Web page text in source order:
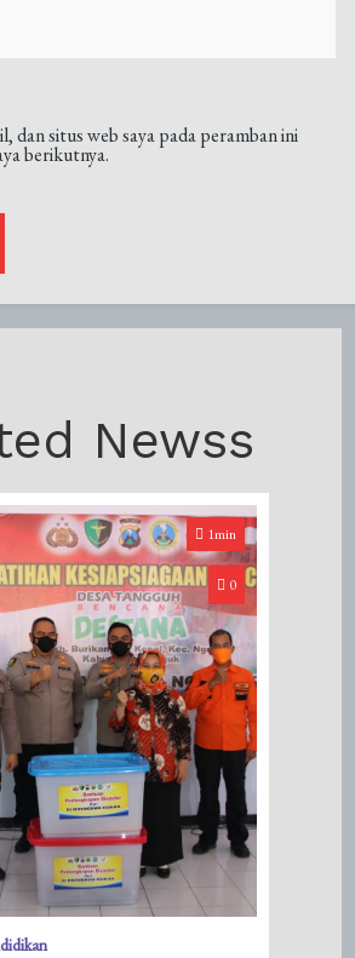
dan situs web saya pada peramban ini
berikutnya.
Newss
1min
0